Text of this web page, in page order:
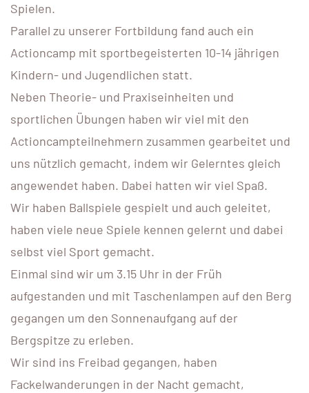
Spielen.
Parallel zu unserer Fortbildung fand auch ein
Actioncamp mit sportbegeisterten 10-14 jährigen
Kindern- und Jugendlichen statt.
Neben Theorie- und Praxiseinheiten und
sportlichen Übungen haben wir viel mit den
Actioncampteilnehmern zusammen gearbeitet und
uns nützlich gemacht, indem wir Gelerntes gleich
angewendet haben. Dabei hatten wir viel Spaß.
Wir haben Ballspiele gespielt und auch geleitet,
haben viele neue Spiele kennen gelernt und dabei
selbst viel Sport gemacht.
Einmal sind wir um 3.15 Uhr in der Früh
aufgestanden und mit Taschenlampen auf den Berg
gegangen um den Sonnenaufgang auf der
Bergspitze zu erleben.
Wir sind ins Freibad gegangen, haben
Fackelwanderungen in der Nacht gemacht,